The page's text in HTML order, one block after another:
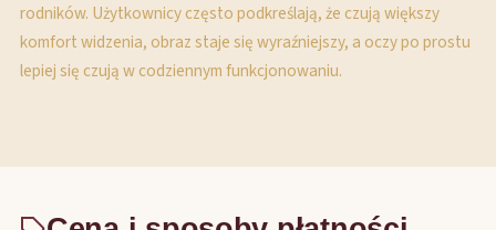
rodników. Użytkownicy często podkreślają, że czują większy
komfort widzenia, obraz staje się wyraźniejszy, a oczy po prostu
lepiej się czują w codziennym funkcjonowaniu.